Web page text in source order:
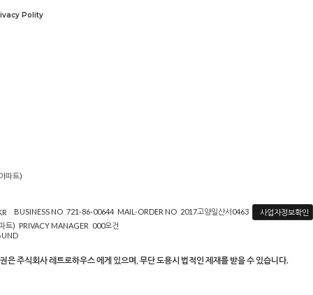
Polity
파트)
BUSINESS NO 721-86-00644 MAIL-ORDER NO 2017고양일산서0463
사업자정보확인
트) PRIVACY MANAGER 000오건
주식회사 레트로하우스 에게 있으며, 무단 도용시 법적인 제재를 받을 수 있습니다.